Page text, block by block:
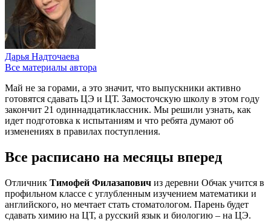
Дарья Надточаева
Все материалы автора
Май не за горами, а это значит, что выпускники активно
готовятся сдавать ЦЭ и ЦТ. Замосточскую школу в этом году
закончит 21 одиннадцатиклассник. Мы решили узнать, как
идет подготовка к испытаниям и что ребята думают об
изменениях в правилах поступления.
Все расписано на месяцы вперед
Отличник Тимофей Филазапович из деревни Обчак учится в
профильном классе с углубленным изучением математики и
английского, но мечтает стать стоматологом. Парень будет
сдавать химию на ЦТ, а русский язык и биологию – на ЦЭ.